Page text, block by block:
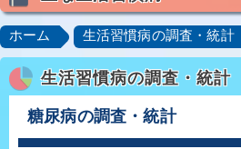
喫煙
食生活
高血圧 脂質異常症（高脂血
肥満症／メタボリックシンドロ
脂肪肝／NAFLD／NASH
ロコモティブシンドローム／サ
ホーム 生活習慣病の調査・統計
生活習慣病の調査・統計
糖尿病の調査・統計